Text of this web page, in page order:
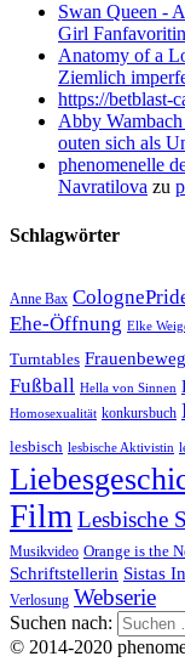
Swan Queen -
Girl
Anatomy of a
Ziemlich
https://betblast-
Abby
outen sich als
phenomenelle
Navratilova zu
Schlagwörter
Anne Bax
Ehe-Öffnung Elke
Turntables
Fußball Hella von Sinnen
Homosexualität konkursbuch
lesbisch lesbische Aktivistin
Film Lesbische
Musikvideo Orange is the
Schriftstellerin Sistas
Verlosung Webserie
Suchen nach:
© 2014-2020